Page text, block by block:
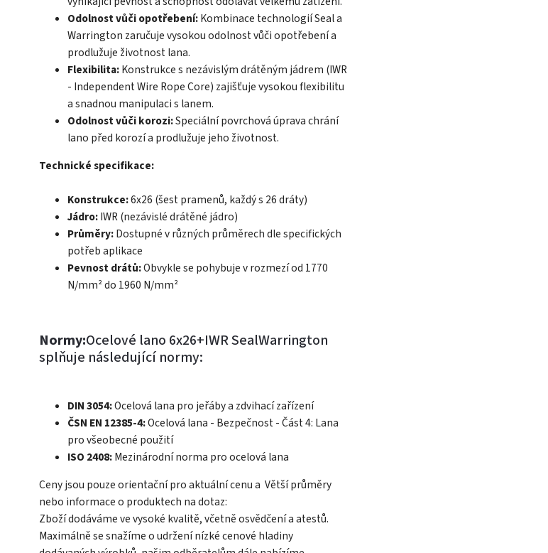
Odolnost vůči opotřebení:Kombinace technologií Seal a
Warrington zaručuje vysokou odolnost vůči opotřebení a
prodlužuje životnost lana.
Flexibilita:Konstrukce s nezávislým drátěným jádrem (IWR
- Independent Wire Rope Core) zajišťuje vysokou flexibilitu
a snadnou manipulaci s lanem.
Odolnost vůči korozi:Speciální povrchová úprava chrání
lano před korozí a prodlužuje jeho životnost.
Technické specifikace:
Konstrukce:6x26 (šest pramenů, každý s 26 dráty)
Jádro:IWR (nezávislé drátěné jádro)
Průměry:Dostupné v různých průměrech dle specifických
potřeb aplikace
Pevnost drátů:Obvykle se pohybuje v rozmezí od 1770
N/mm² do 1960 N/mm²
Normy:Ocelové lano 6x26+IWR SealWarrington
splňuje následující normy:
DIN 3054:Ocelová lana pro jeřáby a zdvihací zařízení
ČSN EN 12385-4:Ocelová lana - Bezpečnost - Část 4: Lana
pro všeobecné použití
ISO 2408:Mezinárodní norma pro ocelová lana
Ceny jsou pouze orientační pro aktuální cenu a Větší průměry
nebo informace o produktech na dotaz:
Zboží dodáváme ve vysoké kvalitě, včetně osvědčení a atestů.
Maximálně se snažíme o udržení nízké cenové hladiny